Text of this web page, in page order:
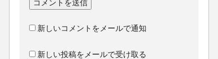
新しいコメントをメールで通知
新しい投稿をメールで受け取る